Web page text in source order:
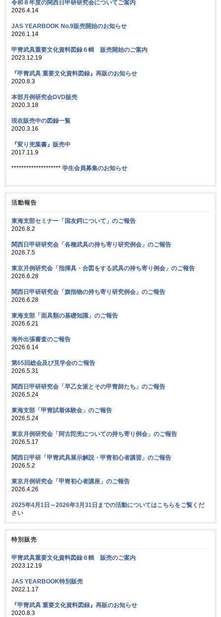
令和８年度の関西日甲研研究会についてご案内
2026.4.14
JAS YEARBOOK No.9販売開始のお知らせ
2026.1.14
甲冑武具重要文化資料図録６輯 販売開始のご案内
2023.12.19
『甲冑武具 重要文化資料図録』再販のお知らせ
2020.8.3
本部月例研究会DVD販売
2020.3.18
現在販売中の図録一覧
2020.3.16
『変り兜葉書』販売中
2017.11.9
******************** 学生会員募集のお知らせ
活動報告
東海支部セミナー「国友鍔について」のご報告
2026.8.2
関西日甲研研究会「各種武具の持ち寄り研究例会」のご報告
2026.7.5
東京月例研究会「指揮具・合図をする武具の持ち寄り例会」のご報告
2026.6.28
関西日甲研研究会「旗指物の持ち寄り研究例会」のご報告
2026.6.28
東海支部「面具類の基礎知識」のご報告
2026.6.21
海外出張審査のご報告
2026.6.14
第65回総会及び見学会のご報告
2026.5.31
関西日甲研研究会「早乙女派とその甲冑師たち」のご報告
2026.5.24
東海支部「甲冑試着体験会」のご報告
2026.5.24
東京月例研究会「阿古陀兜についての持ち寄り例会」のご報告
2026.5.17
関西日甲研「甲冑武具展示解説・甲冑初心者講習」のご報告
2026.5.2
東京月例研究会「甲冑初心者講座」のご報告
2026.4.26
2025年4月1日～2026年3月31日までの活動についてはこちらをご覧くだ
さい
特別販売
甲冑武具重要文化資料図録６輯 販売のご案内
2023.12.19
JAS YEARBOOK特別販売
2022.1.17
『甲冑武具 重要文化資料図録』再販のお知らせ
2020.8.3